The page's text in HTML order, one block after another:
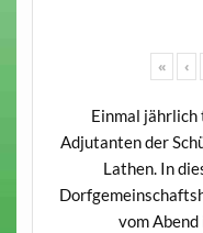
« ‹
Einmal jährlich
Adjutanten der
Lathen. In
vom